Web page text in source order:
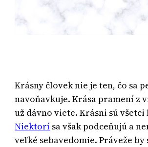
Krásny človek nie je ten, čo sa
navoňavkuje. Krása pramení z
už dávno viete. Krásni sú všetci
Niektorí sa však podceňujú a
veľké sebavedomie. Práveže by